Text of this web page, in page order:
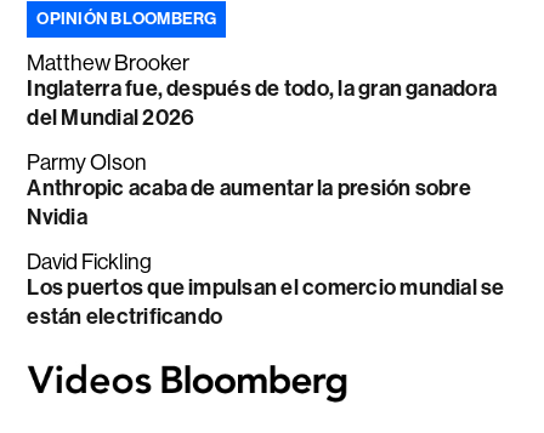
OPINIÓN BLOOMBERG
Matthew Brooker
Inglaterra fue, después de todo, la gran ganadora
del Mundial 2026
Parmy Olson
Anthropic acaba de aumentar la presión sobre
Nvidia
David Fickling
Los puertos que impulsan el comercio mundial se
están electrificando